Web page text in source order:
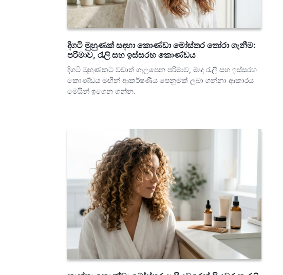
දිගටි මුහුණක් සඳහා කොණ්ඩා මෝස්තර තෝරා ගැනීම:
පරිමාව, රැලි සහ ඉස්සරහ කොණ්ඩය
දිගටි මුහුණකට වඩාත් ගැලපෙන පරිමාව, මෘදු රැලි සහ ඉස්සරහ
කොණ්ඩය මඟින් ආකර්ෂණීය පෙනුමක් ලබා ගන්නා ආකාරය
මෙයින් ඉගෙන ගන්න.